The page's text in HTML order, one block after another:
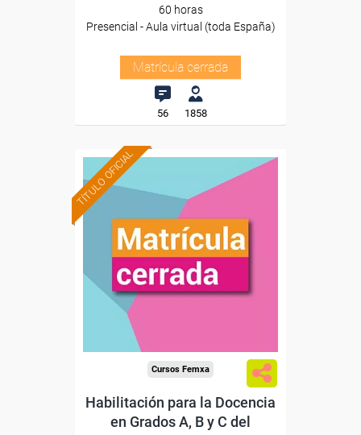
60 horas
Presencial - Aula virtual (toda España)
Matrícula cerrada
56 1858
TÍTULO OFICIAL
Cursos Femxa
Habilitación para la Docencia
en Grados A, B y C del